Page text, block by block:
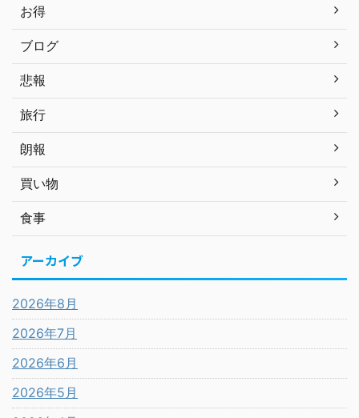
お得
ブログ
悲報
旅行
朗報
買い物
食事
アーカイブ
2026年8月
2026年7月
2026年6月
2026年5月